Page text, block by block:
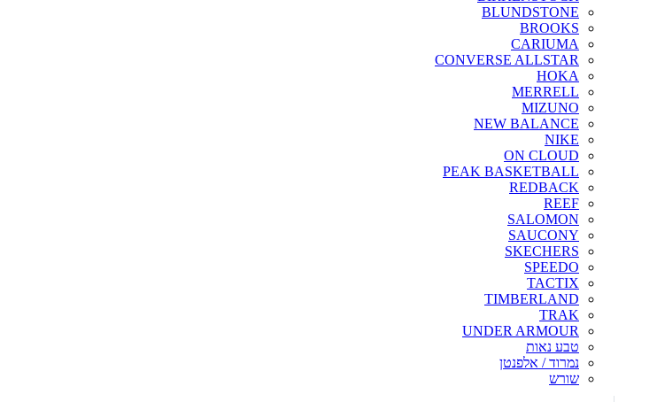
BLUNDSTONE
BROOKS
CARIUMA
CONVERSE ALLSTAR
HOKA
MERRELL
MIZUNO
NEW BALANCE
NIKE
ON CLOUD
PEAK BASKETBALL
REDBACK
REEF
SALOMON
SAUCONY
SKECHERS
SPEEDO
TACTIX
TIMBERLAND
TRAK
UNDER ARMOUR
טבע נאות
נמרוד / אלפנטן
שורש